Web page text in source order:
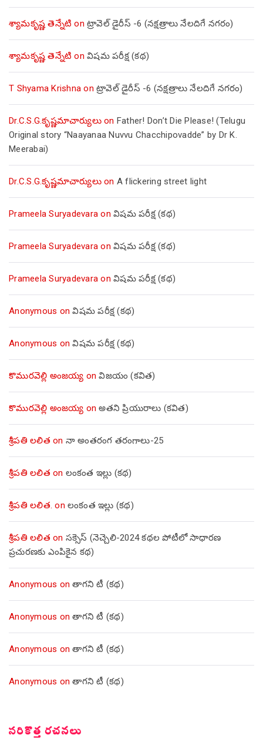
శ్యామకృష్ణ తెన్నేటి on ట్రావెల్ డైరీస్ -6 (నక్షత్రాలు నేలదిగే నగరం)
శ్యామకృష్ణ తెన్నేటి on విషమ పరీక్ష (క‌థ‌)
T Shyama Krishna on ట్రావెల్ డైరీస్ -6 (నక్షత్రాలు నేలదిగే నగరం)
Dr.C.S.G.కృష్ణమాచార్యులుon Father! Don’t Die Please! (Telugu
Original story “Naayanaa Nuvvu Chacchipovadde” by Dr K.
Meerabai)
Dr.C.S.G.కృష్ణమాచార్యులుon A flickering street light
Prameela Suryadevara on విషమ పరీక్ష (క‌థ‌)
Prameela Suryadevara on విషమ పరీక్ష (క‌థ‌)
Prameela Suryadevara on విషమ పరీక్ష (క‌థ‌)
Anonymous onవిషమ పరీక్ష (క‌థ‌)
Anonymous onవిషమ పరీక్ష (క‌థ‌)
కొమురవెల్లి అంజయ్య onవిజయం (కవిత)
కొమురవెల్లి అంజయ్య onఅతని ప్రియురాలు (కవిత)
శ్రీపతి లలిత on నా అంతరంగ తరంగాలు-25
శ్రీపతి లలిత on లంకంత ఇల్లు (కథ)
శ్రీపతి లలిత. on లంకంత ఇల్లు (కథ)
శ్రీపతి లలిత on సక్సెస్ (నెచ్చెలి-2024 కథల పోటీలో సాధారణ
ప్రచురణకు ఎంపికైన కథ)
Anonymous onతాగని టీ (కథ)
Anonymous onతాగని టీ (కథ)
Anonymous onతాగని టీ (కథ)
Anonymous onతాగని టీ (కథ)
సరికొత్త రచనలు